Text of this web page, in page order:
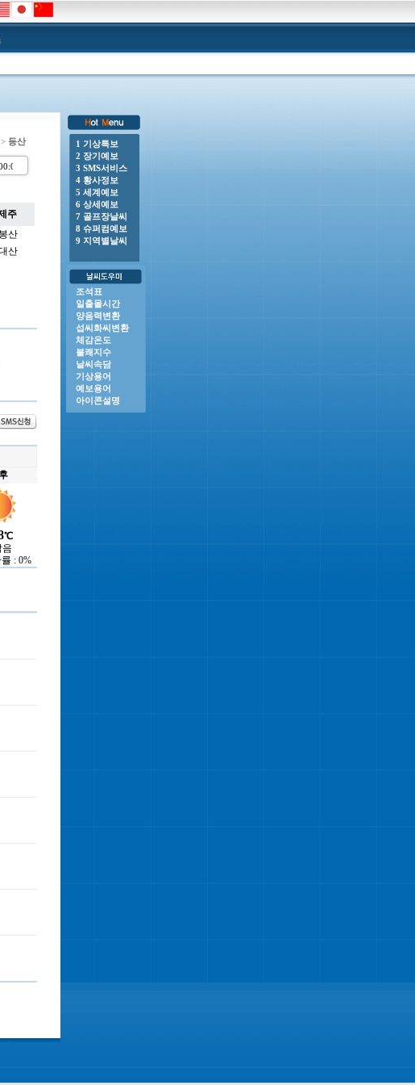
등산
o 강풍주의보 : 전라남도(거문도.초도, 완도여서도), 제주도(제주도산지, 추자도, 제주시동부, 서귀
주
산
산
℃
음
: 0%
1 기상특보
2 장기예보
3 SMS서비스
4 황사정보
5 세계예보
6 상세예보
7 골프장날씨
8 슈퍼컴예보
9 지역별날씨
조석표
일출몰시간
양음력변환
섭씨화씨변환
체감온도
불쾌지수
날씨속담
기상용어
예보용어
아이콘설명